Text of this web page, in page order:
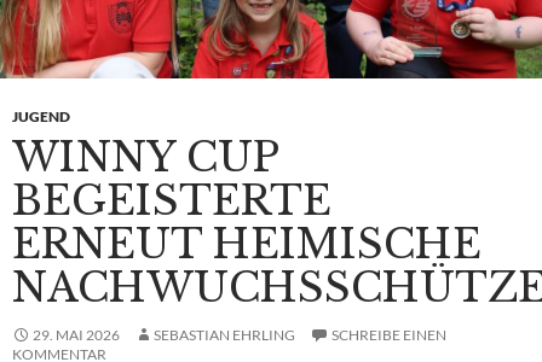
JUGEND
WINNY CUP
BEGEISTERTE
ERNEUT HEIMISCHE
29. MAI 2026 SEBASTIAN EHRLING
SCHREIBE EINEN
KOMMENTAR